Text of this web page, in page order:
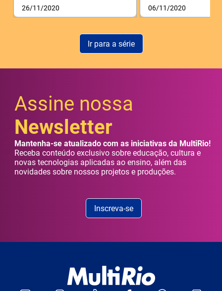
26/11/2020 06/11/2020
Ir para a série
Assine nossa
Newsletter
Mantenha-se atualizado com as iniciativas da MultiRio!
Receba conteúdo exclusivo sobre educação, cultura e
novas tecnologias aplicadas ao ensino, além das
novidades sobre nossos projetos e produções.
Inscreva-se